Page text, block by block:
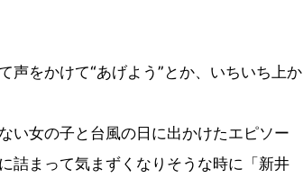
をかけて“あげよう”とか、いちいち上か
い女の子と台風の日に出かけたエピソー
詰まって気まずくなりそうな時に「新井